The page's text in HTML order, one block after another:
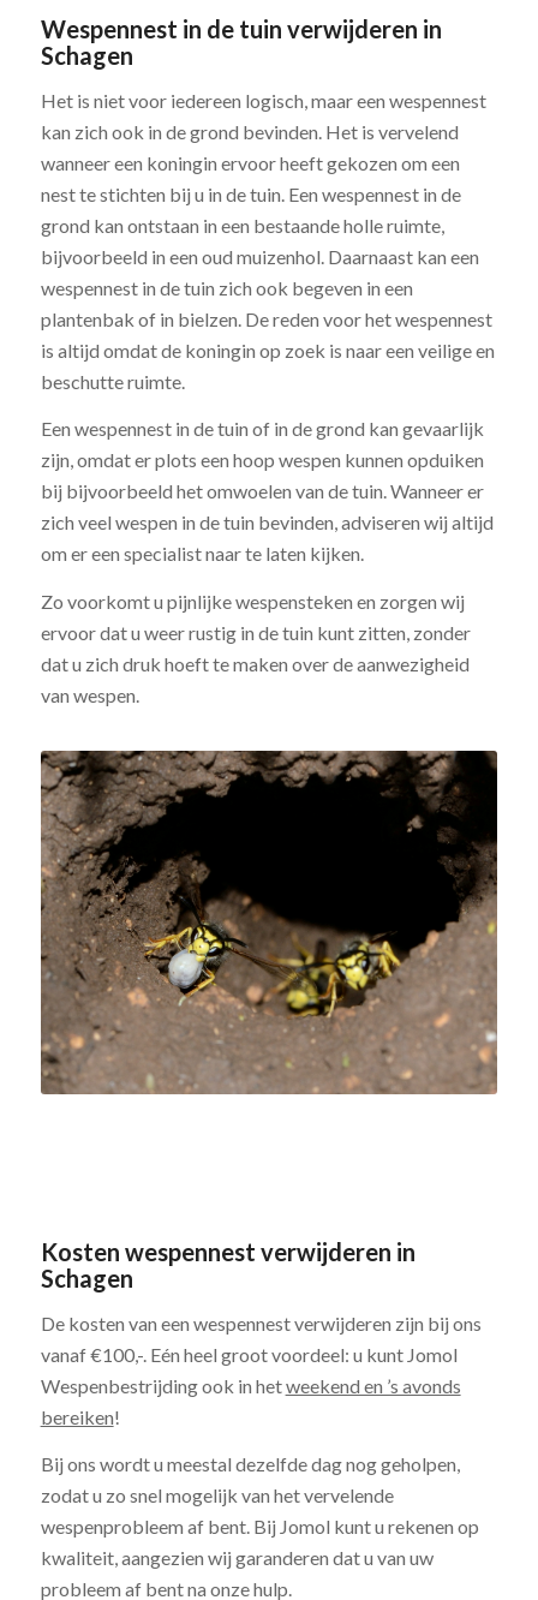
Wespennest in de tuin verwijderen in
Schagen
Het is niet voor iedereen logisch, maar een wespennest
kan zich ook in de grond bevinden. Het is vervelend
wanneer een koningin ervoor heeft gekozen om een
nest te stichten bij u in de tuin. Een wespennest in de
grond kan ontstaan in een bestaande holle ruimte,
bijvoorbeeld in een oud muizenhol. Daarnaast kan een
wespennest in de tuin zich ook begeven in een
plantenbak of in bielzen. De reden voor het wespennest
is altijd omdat de koningin op zoek is naar een veilige en
beschutte ruimte.
Een wespennest in de tuin of in de grond kan gevaarlijk
zijn, omdat er plots een hoop wespen kunnen opduiken
bij bijvoorbeeld het omwoelen van de tuin. Wanneer er
zich veel wespen in de tuin bevinden, adviseren wij altijd
om er een specialist naar te laten kijken.
Zo voorkomt u pijnlijke wespensteken en zorgen wij
ervoor dat u weer rustig in de tuin kunt zitten, zonder
dat u zich druk hoeft te maken over de aanwezigheid
van wespen.
Kosten wespennest verwijderen in
Schagen
De kosten van een wespennest verwijderen zijn bij ons
vanaf €100,-. Eén heel groot voordeel: u kunt Jomol
Wespenbestrijding ook in hetweekend en ’s avonds
bereiken!
Bij ons wordt u meestal dezelfde dag nog geholpen,
zodat u zo snel mogelijk van het vervelende
wespenprobleem af bent. Bij Jomol kunt u rekenen op
kwaliteit, aangezien wij garanderen dat u van uw
probleem af bent na onze hulp.